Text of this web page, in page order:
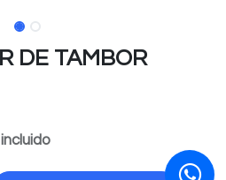
DE TAMBOR
incluido